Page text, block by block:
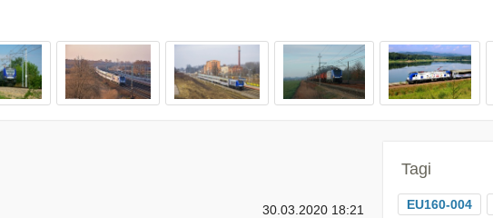
30.03.2020 18:21
Tagi
EU160-004